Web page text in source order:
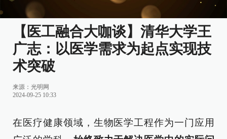
【医工融合大咖谈】清华大学王
广志：以医学需求为起点实现技
术突破
来源：光明网
2024-09-25 10:33
在医疗健康领域，生物医学工程作为一门应用